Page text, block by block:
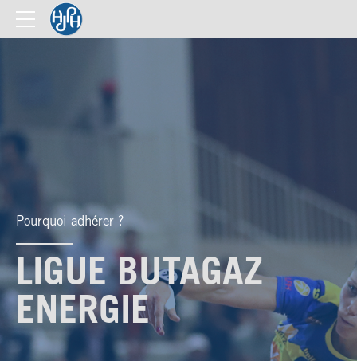
Pourquoi adhérer ?
LIGUE BUTAGAZ
ENERGIE